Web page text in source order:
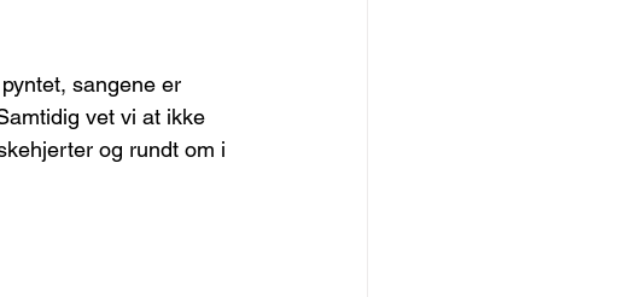
sangene er
vet vi at ikke
og rundt om i